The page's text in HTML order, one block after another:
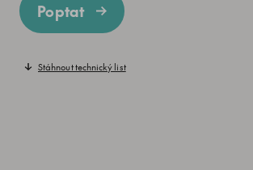
Poptat
Stáhnout technický list